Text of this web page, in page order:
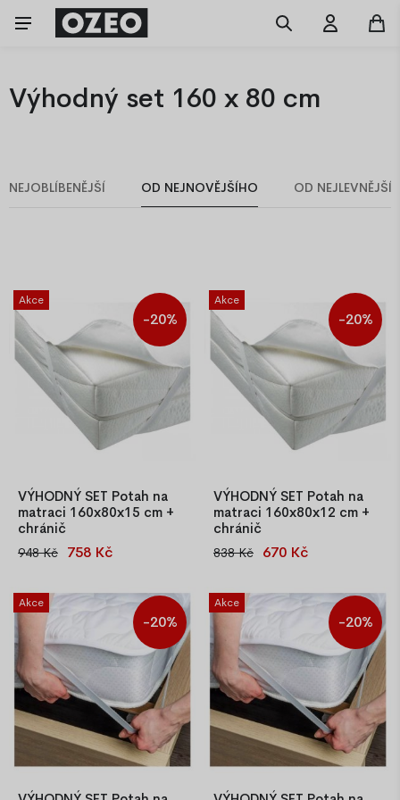
Výhodný set 160 x 80 cm
NEJOBLÍBENĚJŠÍ OD NEJNOVĚJŠÍHO OD
Akce
-20%
VÝHODNÝ SET Potah na
matraci 160x80x15 cm +
chránič
Výhodný set potah na
cm + chránič. Prošívaný,
pratelný, se zipem po
obvodu, OEKO-TEX®
certifikát.
948 Kč 758 Kč
Akce
-20%
VÝHODNÝ SET Potah na
matraci 160x80x12 cm +
chránič
Potah na dětskou matraci
prošívaný, pratelný na 40 °C, s
zipem po obvodu. Součástí
setu je nepropustný a
antialergický chránič matrace
160x80 cm.
838 Kč 670 Kč
Akce
-20%
Akce
-20%